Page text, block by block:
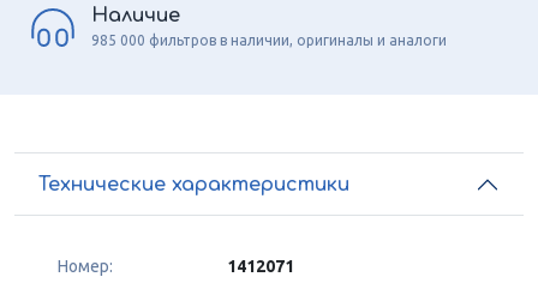
Наличие
985 000 фильтров в наличии, оригиналы и аналоги
Технические характеристики
Номер: 1412071